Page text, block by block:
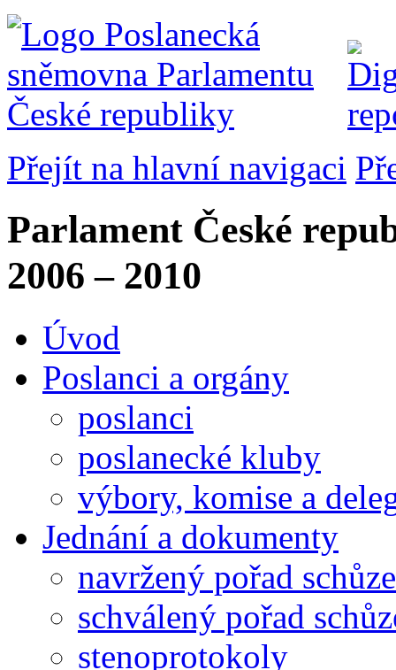
Přejít na hlavní navigaci
Parlament České
2006 – 2010
Úvod
Poslanci a orgány
poslanci
poslanecké kluby
výbory, komise a
Jednání a dokumenty
navržený pořad schůze
schválený pořad
stenoprotokoly